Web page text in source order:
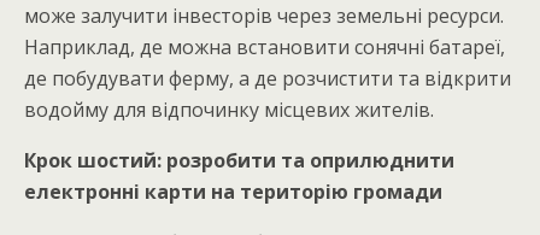
може залучити інвесторів через земельні ресурси.
Наприклад, де можна встановити сонячні батареї,
де побудувати ферму, а де розчистити та відкрити
водойму для відпочинку місцевих жителів.
Крок шостий: розробити та оприлюднити
електронні карти на територію громади